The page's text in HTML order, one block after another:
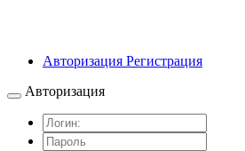
Авторизация Регистрация
Авторизация